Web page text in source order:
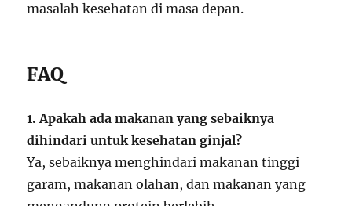
masalah kesehatan di masa depan.
FAQ
1. Apakah ada makanan yang sebaiknya
dihindari untuk kesehatan ginjal?
Ya, sebaiknya menghindari makanan tinggi
garam, makanan olahan, dan makanan yang